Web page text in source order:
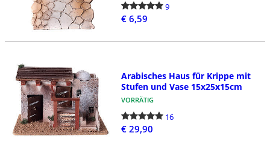
9
€ 6,59
Arabisches Haus für Krippe mit
Stufen und Vase 15x25x15cm
VORRÄTIG
16
€ 29,90